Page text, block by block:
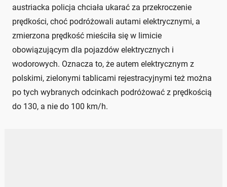
austriacka policja chciała ukarać za przekroczenie
prędkości, choć podróżowali autami elektrycznymi, a
zmierzona prędkość mieściła się w limicie
obowiązującym dla pojazdów elektrycznych i
wodorowych. Oznacza to, że autem elektrycznym z
polskimi, zielonymi tablicami rejestracyjnymi też można
po tych wybranych odcinkach podróżować z prędkością
do 130, a nie do 100 km/h.